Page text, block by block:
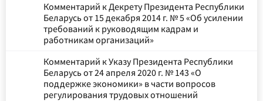
Комментарий к Декрету Президента Республики
Беларусь от 15 декабря 2014 г. № 5 «Об усилении
требований к руководящим кадрам и
работникам организаций»
Комментарий к Указу Президента Республики
Беларусь от 24 апреля 2020 г. № 143 «О
поддержке экономики» в части вопросов
регулирования трудовых отношений